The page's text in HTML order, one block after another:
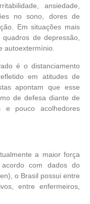
ansiedade,
no sono, dores de
Em situações mais
de depressão,
autoextermínio.
é o distanciamento
em atitudes de
apontam que esse
de defesa diante de
e pouco acolhedores
a maior força
com dados do
o Brasil possui entre
entre enfermeiros,